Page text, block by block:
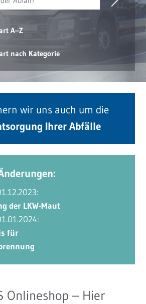
A–Z
nach Kategorie
wir uns auch um die
Ihrer Abfälle
der LKW-Maut
für
Onlineshop – Hier